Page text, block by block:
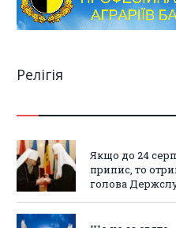
Релігія
Якщо до 24
припис, то
голова